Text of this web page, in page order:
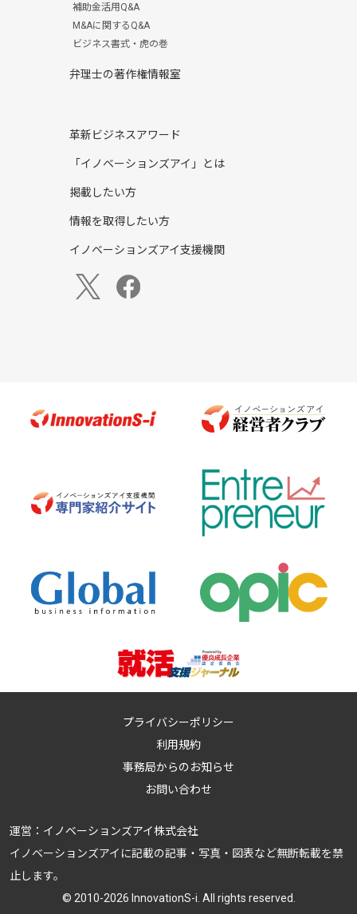
補助金活用Q&A
M&Aに関するQ&A
ビジネス書式・虎の巻
弁理士の著作権情報室
革新ビジネスアワード
「イノベーションズアイ」とは
掲載したい方
情報を取得したい方
イノベーションズアイ支援機関
プライバシーポリシー
利用規約
事務局からのお知らせ
お問い合わせ
運営： イノベーションズアイ株式会社
イノベーションズアイに記載の記事・写真・図表など無断転載を禁
止します。
© 2010-2026 InnovationS-i. All rights reserved.